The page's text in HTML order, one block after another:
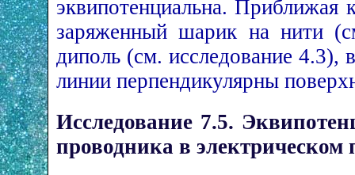
эквипотенциальна. Приближая
заряженный шарик на нити
диполь (см. исследование 4.3),
линии перпендикулярны
Исследование 7.5.
проводника в электрическом